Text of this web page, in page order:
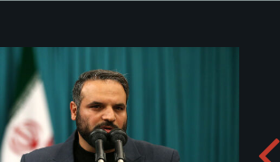
minlərlə ailə üzvü ilə görüş